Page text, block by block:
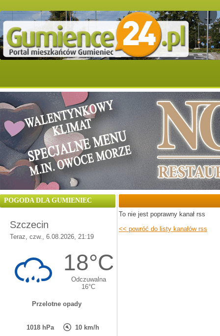
POGODA DLA GUMIENIEC
To nie jest poprawny kanał rss
<< powróć do listy kanałów rss